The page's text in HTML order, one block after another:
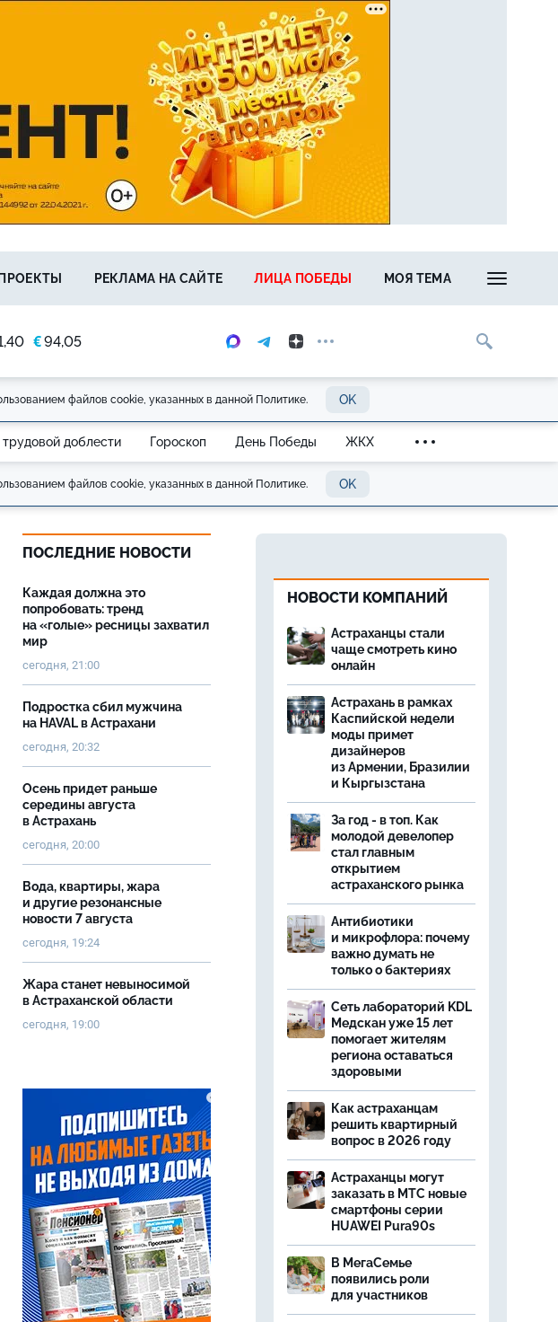
€94,05
РЕКЛАМА НА САЙТЕ ЛИЦА ПОБЕДЫ МОЯ ТЕМА
файлов cookie, указанных в данной Политике. OK
трудовой доблести Гороскоп День Победы ЖКХ
файлов cookie, указанных в данной Политике. OK
ПОСЛЕДНИЕ НОВОСТИ
Каждая должна это
попробовать: тренд
на «голые» ресницы захватил
мир
сегодня, 21:00
Подростка сбил мужчина
на HAVAL в Астрахани
сегодня, 20:32
Осень придет раньше
середины августа
в Астрахань
сегодня, 20:00
Вода, квартиры, жара
и другие резонансные
новости 7 августа
сегодня, 19:24
Жара станет невыносимой
в Астраханской области
сегодня, 19:00
НОВОСТИ КОМПАНИЙ
Астраханцы стали
чаще смотреть кино
онлайн
Астрахань в рамках
Каспийской недели
моды примет
дизайнеров
из Армении, Бразилии
и Кыргызстана
За год - в топ. Как
молодой девелопер
стал главным
открытием
астраханского рынка
Антибиотики
и микрофлора: почему
важно думать не
только о бактериях
Сеть лабораторий KDL
Медскан уже 15 лет
помогает жителям
региона оставаться
здоровыми
Как астраханцам
решить квартирный
вопрос в 2026 году
Астраханцы могут
заказать в МТС новые
смартфоны серии
HUAWEI Pura90s
В МегаСемье
появились роли
для участников